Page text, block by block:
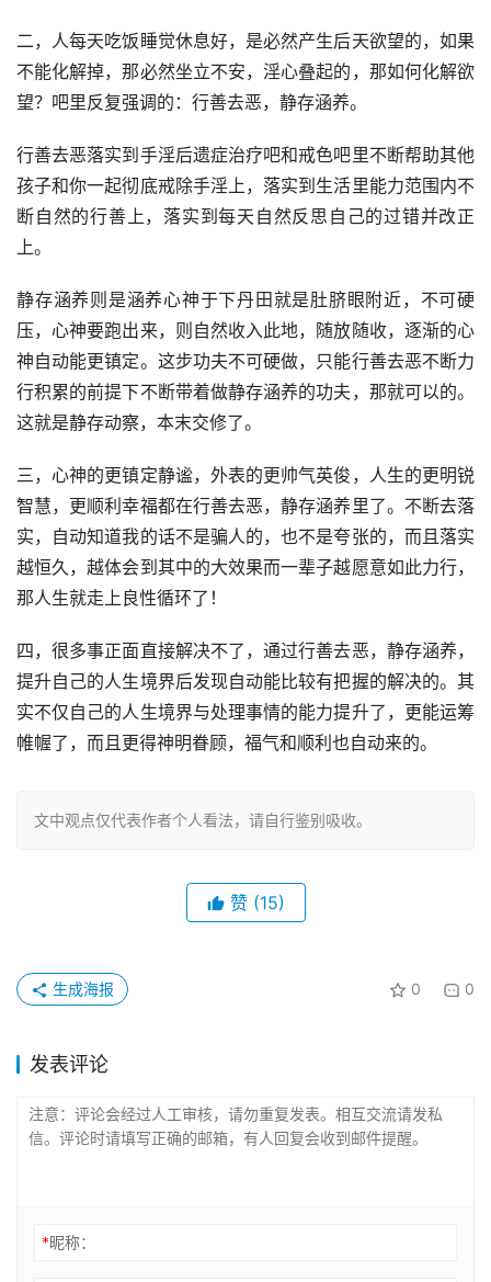
二，人每天吃饭睡觉休息好，是必然产生后天欲望的，如果
不能化解掉，那必然坐立不安，淫心叠起的，那如何化解欲
望？吧里反复强调的：行善去恶，静存涵养。
行善去恶落实到手淫后遗症治疗吧和戒色吧里不断帮助其他
孩子和你一起彻底戒除手淫上，落实到生活里能力范围内不
断自然的行善上，落实到每天自然反思自己的过错并改正
上。
静存涵养则是涵养心神于下丹田就是肚脐眼附近，不可硬
压，心神要跑出来，则自然收入此地，随放随收，逐渐的心
神自动能更镇定。这步功夫不可硬做，只能行善去恶不断力
行积累的前提下不断带着做静存涵养的功夫，那就可以的。
这就是静存动察，本末交修了。
三，心神的更镇定静谧，外表的更帅气英俊，人生的更明锐
智慧，更顺利幸福都在行善去恶，静存涵养里了。不断去落
实，自动知道我的话不是骗人的，也不是夸张的，而且落实
越恒久，越体会到其中的大效果而一辈子越愿意如此力行，
那人生就走上良性循环了！
四，很多事正面直接解决不了，通过行善去恶，静存涵养，
提升自己的人生境界后发现自动能比较有把握的解决的。其
实不仅自己的人生境界与处理事情的能力提升了，更能运筹
帷幄了，而且更得神明眷顾，福气和顺利也自动来的。
文中观点仅代表作者个人看法，请自行鉴别吸收。
赞 (15)
0 0
生成海报
发表评论
*昵称：